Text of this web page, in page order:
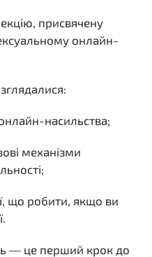
присвячену
онлайн-
насильства;
механізми
що робити, якщо ви
— це перший крок до